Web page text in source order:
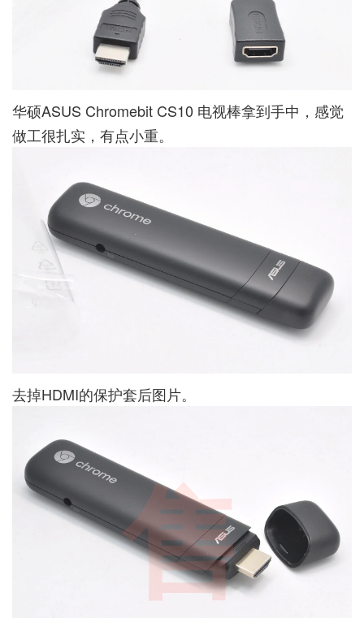
华硕ASUS Chromebit CS10 电视棒拿到手中，感觉
做工很扎实，有点小重。
去掉HDMI的保护套后图片。
售